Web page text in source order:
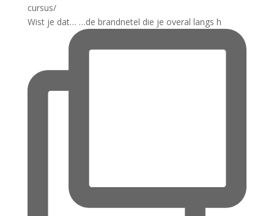
Wist je dat… …de brandnetel die je overal langs h